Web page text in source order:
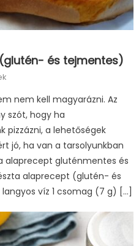
és tejmentes)
nem kell magyarázni. Az
szót, hogy ha
pizzázni, a lehetőségek
jó, ha van a tarsolyunkban
alaprecept gluténmentes és
alaprecept (glutén- és
víz 1 csomag (7 g) […]